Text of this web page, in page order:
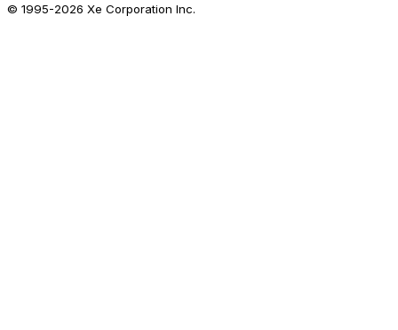
© 1995-2026 Xe Corporation Inc.